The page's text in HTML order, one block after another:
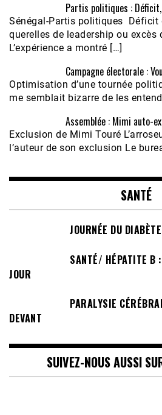
Partis politiques :
Sénégal-Partis politiques Déficit
querelles de leadership ou excès
L’expérience a montré […]
Campagne électorale :
Optimisation d’une tournée
me semblait bizarre de les
Assemblée : Mimi auto-
Exclusion de Mimi Touré
l’auteur de son exclusion Le
SANTÉ
JOURNÉE DU
SANTÉ/ HÉPATITE
JOUR
PARALYSIE
DEVANT
SUIVEZ-NOUS AUSSI